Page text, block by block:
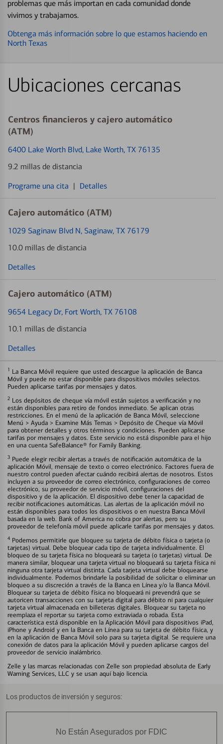
problemas que más importan en cada comunidad donde
vivimos y trabajamos.
Obtenga más información sobre lo que estamos haciendo en
North Texas
Ubicaciones cercanas
Centros financieros y cajero automático
(ATM)
6400 Lake Worth Blvd, Lake Worth, TX 76135
9.2 millas de distancia
Programe una cita | Detalles
Cajero automático (ATM)
1029 Saginaw Blvd N, Saginaw, TX 76179
10.0 millas de distancia
Detalles
Cajero automático (ATM)
9654 Legacy Dr, Fort Worth, TX 76108
10.1 millas de distancia
Detalles
1 La Banca Móvil requiere que usted descargue la aplicación de Banca
Móvil y puede no estar disponible para dispositivos móviles selectos.
Pueden aplicarse tarifas por mensajes y datos.
2 Los depósitos de cheque vía móvil están sujetos a verificación y no
están disponibles para retiro de fondos inmediato. Se aplican otras
restricciones. En el menú de la aplicación de Banca Móvil, seleccione
Menú > Ayuda > Examine Más Temas > Depósito de Cheque vía Móvil
para obtener detalles y otros términos y condiciones. Pueden aplicarse
tarifas por mensajes y datos. Este servicio no está disponible para el hijo
en una cuenta SafeBalance® for Family Banking.
3 Puede elegir recibir alertas a través de notificación automática de la
aplicación Móvil, mensaje de texto o correo electrónico. Factores fuera de
nuestro control pueden afectar cuándo recibirá alertas de nosotros. Estos
incluyen a su proveedor de correo electrónico, configuraciones de correo
electrónico, su proveedor de servicio móvil, configuraciones del
dispositivo y de la aplicación. El dispositivo debe tener la capacidad de
recibir notificaciones automáticas. Las alertas de la aplicación móvil no
están disponibles para todos los dispositivos o en nuestra Banca Móvil
basada en la web. Bank of America no cobra por alertas, pero su
proveedor de telefonía móvil puede aplicarle tarifas por mensajes y datos.
4 Podemos permitirle que bloquee su tarjeta de débito física o tarjeta (o
tarjetas) virtual. Debe bloquear cada tipo de tarjeta individualmente. El
bloqueo de su tarjeta física no bloqueará su tarjeta (o tarjetas) virtual. De
manera similar, bloquear una tarjeta virtual no bloqueará su tarjeta física ni
ninguna otra tarjeta virtual distinta. Cada tarjeta virtual debe bloquearse
individualmente. Podemos brindarle la posibilidad de solicitar o eliminar un
bloqueo a su discreción a través de la Banca en Línea y/o la Banca Móvil.
Bloquear su tarjeta de débito física no bloqueará ni prevendrá que se
autoricen transacciones con su tarjeta digital para débito ni para cualquier
tarjeta virtual almacenada en billeteras digitales. Bloquear su tarjeta no
reemplaza el reportar su tarjeta como extraviada o robada. Esta
característica está disponible en la Aplicación Móvil para dispositivos iPad,
iPhone y Android y en la Banca en Línea para su tarjeta de débito física, y
en la aplicación de Banca Móvil solo para su tarjeta digital. Se requiere una
conexión de datos para la aplicación Móvil y pueden aplicarse cargos del
proveedor de servicio inalámbrico.
Zelle y las marcas relacionadas con Zelle son propiedad absoluta de Early
Warning Services, LLC y se usan aquí bajo licencia.
Los productos de inversión y seguros:
No Están Asegurados por FDIC